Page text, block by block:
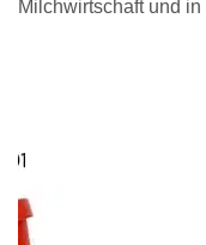
Milchwirtschaft und